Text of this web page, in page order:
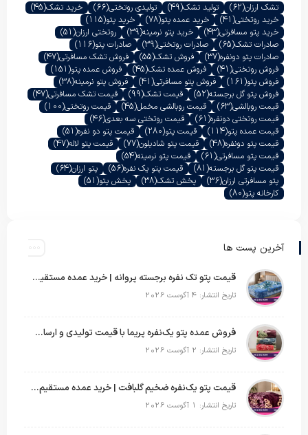
تشک ارزان(62) تولید تشک(49) تولیدی روتختی(66) خرید تشک(45)
خرید روتختی(41) خرید عمده پتو(78) خرید پتو(115)
خرید پتو مسافرتی(43) خرید پتو نرمینه(39) روتختی ارزان(51)
صادرات تشک(65) صادرات روتختی(39) صادرات پتو(116)
صادرات پتو دونفره(37) فروش تشک(55) فروش تشک مسافرتی(47)
فروش روتختی(41) فروش عمده تشک(45) فروش عمده پتو(151)
فروش پتو(161) فروش پتو مسافرتی(41) فروش پتو نرمینه(38)
فروش پتو گل برجسته(52) قیمت تشک(99) قیمت تشک مسافرتی(47)
قیمت روبالشی(63) قیمت روبالشی مخمل(45) قیمت روتختی(100)
قیمت روتختی دونفره(61) قیمت روتختی سه بعدی(46)
قیمت عمده پتو(114) قیمت پتو(280) قیمت پتو دو نفره(51)
قیمت پتو دونفره(48) قیمت پتو شادیلون(77) قیمت پتو لاله(47)
قیمت پتو مسافرتی(61) قیمت پتو نرمینه(54)
قیمت پتو گل برجسته(81) قیمت پتو یک نفره(56) پتو ارزان(64)
پتو مسافرتی ارزان(36) پخش تشک(38) پخش پتو(51)
کارخانه پتو(80)
آخرین پست ها
قیمت پتو تک نفره برجسته پروانه | خرید عمده مستقیم با بهترین قیمت بازار
تاریخ انتشار: 4 آگوست 2026
فروش عمده پتو یک‌نفره پریما با قیمت تولیدی و ارسال به سراسر کشور
تاریخ انتشار: 2 آگوست 2026
قیمت پتو یک‌نفره ضخیم گلبافت | خرید عمده مستقیم با بهترین قیمت
تاریخ انتشار: 1 آگوست 2026